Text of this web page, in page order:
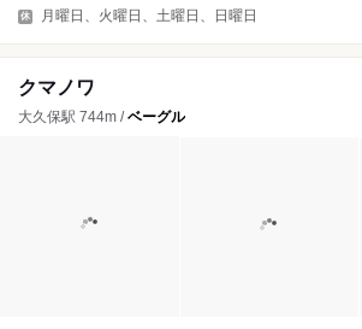
月曜日、火曜日、土曜日、日曜日
クマノワ
大久保駅 744m /ベーグル